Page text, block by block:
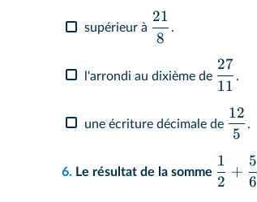
supérieur à
8
21
.
l'arrondi au dixième de
11
27
.
une écriture décimale de
5
12
.
6. Le résultat de la somme
2
1
+
6
5